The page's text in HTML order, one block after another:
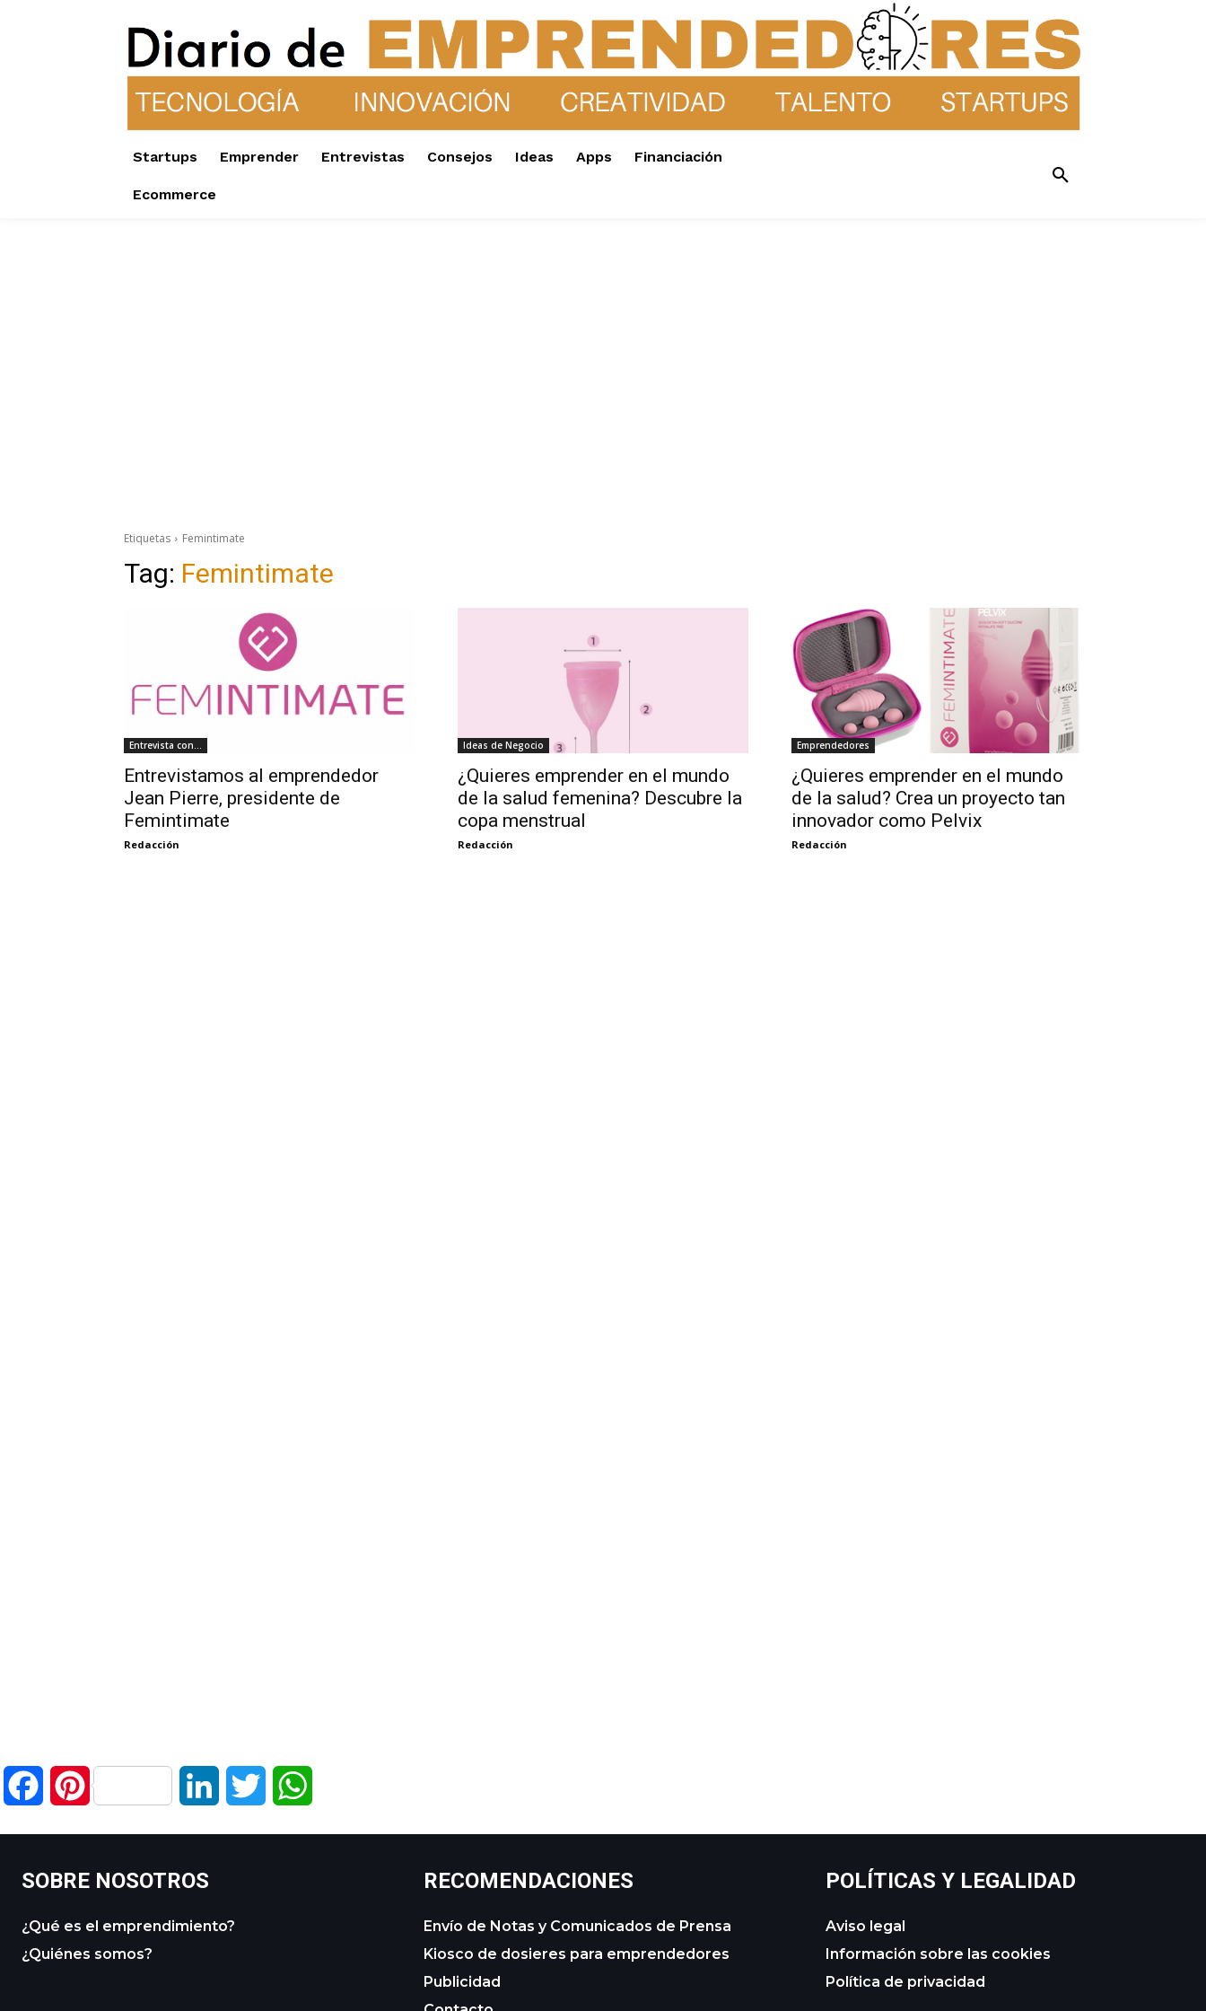
Startups Emprender Entrevistas Consejos Ideas Apps Financiación
Ecommerce
Etiquetas Femintimate
Tag: Femintimate
Entrevista con...
Entrevistamos al emprendedor
Jean Pierre, presidente de
Femintimate
Redacción
Ideas de Negocio
¿Quieres emprender en el mundo
de la salud femenina? Descubre la
copa menstrual
Redacción
Emprendedores
¿Quieres emprender en el mundo
de la salud? Crea un proyecto tan
innovador como Pelvix
Redacción
FacebookPinterest LinkedIn Twitter
SOBRE NOSOTROS
¿Qué es el emprendimiento?
¿Quiénes somos?
RECOMENDACIONES
Envío de Notas y Comunicados de Prensa
Kiosco de dosieres para emprendedores
Publicidad
POLÍTICAS Y LEGALIDAD
Aviso legal
Información sobre las cookies
Política de privacidad